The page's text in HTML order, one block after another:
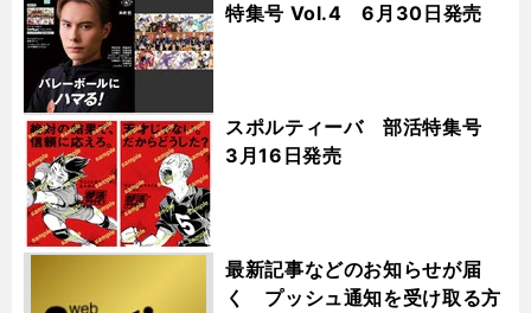
特集号 Vol.4 6月30日発売
スポルティーバ 部活特集号
3月16日発売
最新記事などのお知らせが届
く プッシュ通知を受け取る方